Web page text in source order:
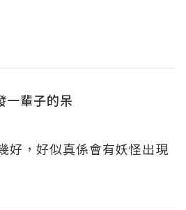
一輩子的呆
好，好似真係會有妖怪出現